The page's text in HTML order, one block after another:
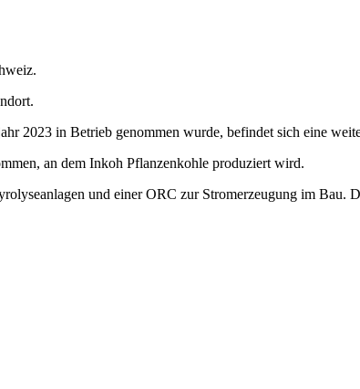
2023 in Betrieb genommen wurde, befindet sich eine
an dem Inkoh Pflanzenkohle produziert wird.
und einer ORC zur Stromerzeugung im Bau.